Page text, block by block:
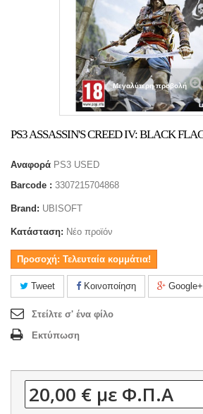
Μεγαλύτερη προβολή
PS3 ASSASSIN'S CREED IV: BLACK
Αναφορά PS3 USED
Barcode : 3307215704868
Brand: UBISOFT
Κατάσταση: Νέο προϊόν
Προσοχή: Τελευταία κομμάτια!
Tweet Κοινοποίηση Google+
Στείλτε σ' ένα φίλο
Εκτύπωση
20,00 € με Φ.Π.Α